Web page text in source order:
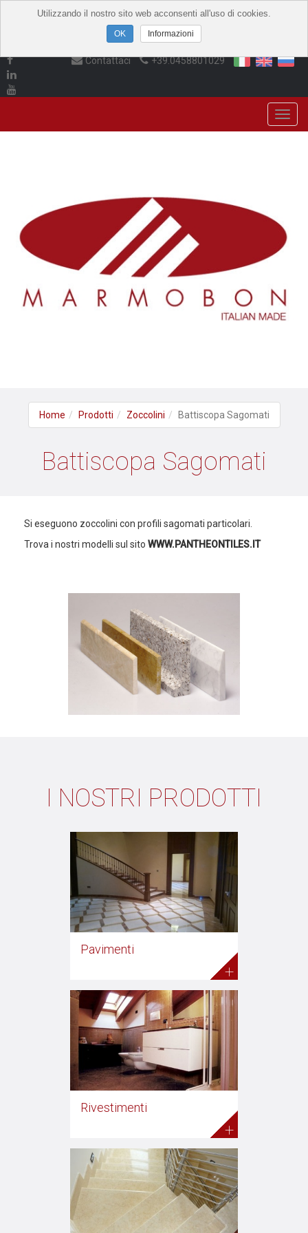
Contattaci +39.0458801029
Home Prodotti Zoccolini Battiscopa Sagomati
Battiscopa Sagomati
Si eseguono zoccolini con profili sagomati particolari.
Trova i nostri modelli sul sito WWW.PANTHEONTILES.IT
I NOSTRI PRODOTTI
Pavimenti
+
Rivestimenti
+
Utilizzando il nostro sito web acconsenti all'uso di cookies.
Informazioni